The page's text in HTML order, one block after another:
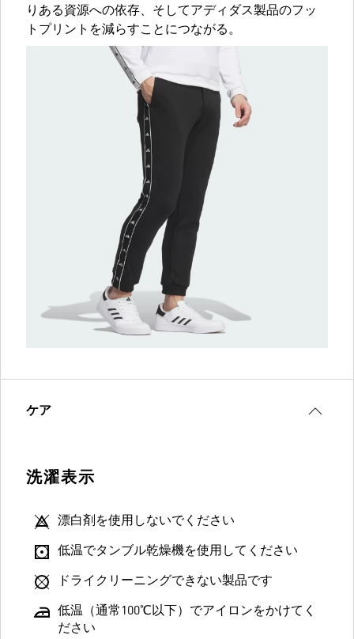
りある資源への依存、そしてアディダス製品のフッ
トプリントを減らすことにつながる。
ケア
洗濯表示
漂白剤を使用しないでください
低温でタンブル乾燥機を使用してください
ドライクリーニングできない製品です
低温（通常100℃以下）でアイロンをかけてく
ださい